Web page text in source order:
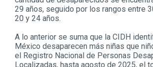
29 años, seguido por los rangos entre
20 y 24 años.
A lo anterior se suma que la CIDH
México desaparecen más niñas que
el Registro Nacional de Personas
Localizadas, hasta agosto de 2025, el